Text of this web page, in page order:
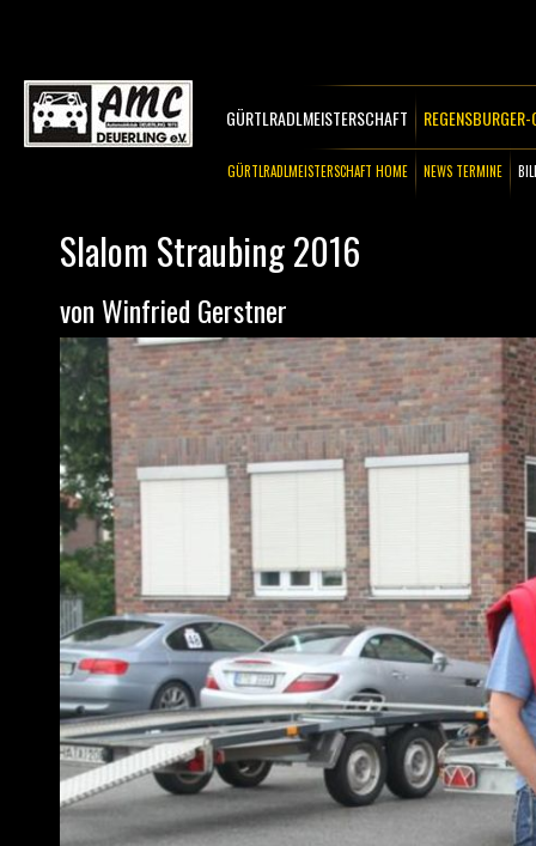
GÜRTLRADLMEISTERSCHAFT
GÜRTLRADLMEISTERSCHAFT HOME NEWS TERMINE
Slalom Straubing 2016
von Winfried Gerstner